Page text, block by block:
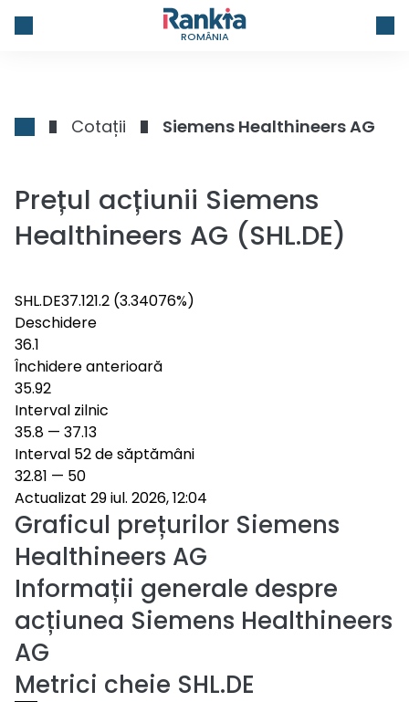
ROMÂNIA
Cotații Siemens Healthineers AG
Prețul acțiunii Siemens
Healthineers AG (SHL.DE)
SHL.DE37.121.2 (3.34076%)
Deschidere
36.1
Închidere anterioară
35.92
Interval zilnic
35.8 — 37.13
Interval 52 de săptămâni
32.81 — 50
Actualizat 29 iul. 2026, 12:04
Graficul prețurilor Siemens
Healthineers AG
Informații generale despre
acțiunea Siemens Healthineers
AG
Metrici cheie SHL.DE